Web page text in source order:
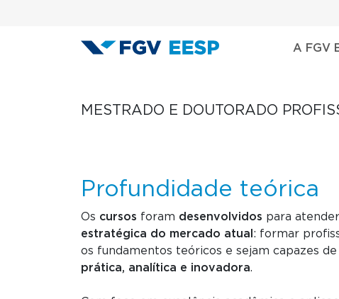
A FGV
MESTRADO E DOUTORADO
Profundidade teórica
Os cursos foram desenvolvidos para
estratégica do mercado atual : formar
os fundamentos teóricos e sejam capazes de
prática, analítica e inovadora.